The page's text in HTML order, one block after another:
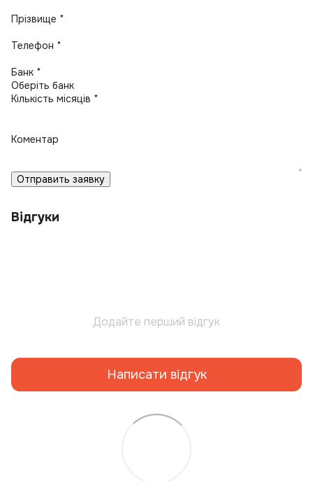
Прізвище *
Телефон *
Банк *
Кількість місяців *
Коментар
Отправить заявку
Відгуки
Додайте перший відгук
Написати відгук